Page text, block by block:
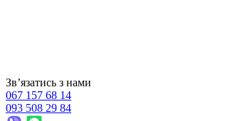
Звʼязатись з нами
067 157 68 14
093 508 29 84